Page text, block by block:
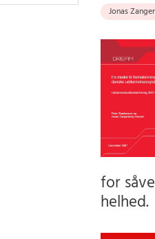
Jonas
for
helhed.